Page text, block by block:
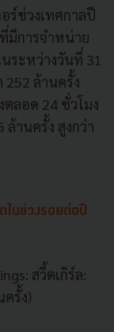
อร์ช่วงเทศกาลปี
มีการจำหน่าย
ระหว่างวันที่ 31
252 ล้านครั้ง
ลอด 24 ชั่วโมง
ล้านครั้ง สูงกว่า
ในช่วงรอยต่อปี
สวี้ตเกิร์ล:
รั้ง)